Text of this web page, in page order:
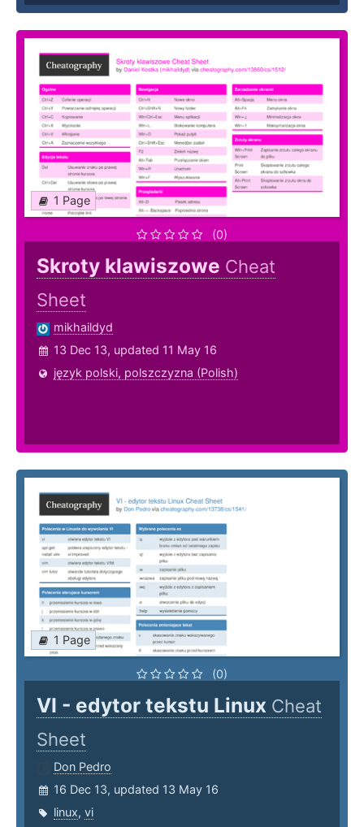
1 Page
(0)
Skroty klawiszowe Cheat
Sheet
mikhaildyd
13 Dec 13, updated 11 May 16
język polski, polszczyzna (Polish)
1 Page
(0)
VI - edytor tekstu Linux Cheat
Sheet
Don Pedro
16 Dec 13, updated 13 May 16
linux, vi